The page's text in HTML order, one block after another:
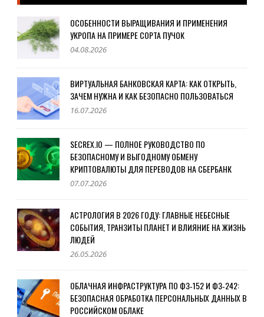
ОСОБЕННОСТИ ВЫРАЩИВАНИЯ И ПРИМЕНЕНИЯ
УКРОПА НА ПРИМЕРЕ СОРТА ПУЧОК
04.08.2026
ВИРТУАЛЬНАЯ БАНКОВСКАЯ КАРТА: КАК ОТКРЫТЬ,
ЗАЧЕМ НУЖНА И КАК БЕЗОПАСНО ПОЛЬЗОВАТЬСЯ
16.07.2026
SECREX.IO — ПОЛНОЕ РУКОВОДСТВО ПО
БЕЗОПАСНОМУ И ВЫГОДНОМУ ОБМЕНУ
КРИПТОВАЛЮТЫ ДЛЯ ПЕРЕВОДОВ НА СБЕРБАНК
07.07.2026
АСТРОЛОГИЯ В 2026 ГОДУ: ГЛАВНЫЕ НЕБЕСНЫЕ
СОБЫТИЯ, ТРАНЗИТЫ ПЛАНЕТ И ВЛИЯНИЕ НА ЖИЗНЬ
ЛЮДЕЙ
26.05.2026
ОБЛАЧНАЯ ИНФРАСТРУКТУРА ПО ФЗ‑152 И ФЗ‑242:
БЕЗОПАСНАЯ ОБРАБОТКА ПЕРСОНАЛЬНЫХ ДАННЫХ В
РОССИЙСКОМ ОБЛАКЕ